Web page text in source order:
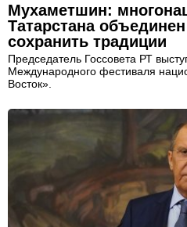
Мухаметшин:
Татарстана
сохранить традиции
Председатель Госсовета РТ
Международного фестиваля
Восток».